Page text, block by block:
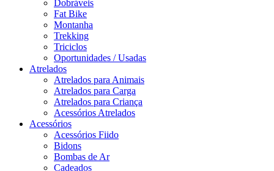
Dobráveis
Fat Bike
Montanha
Trekking
Triciclos
Oportunidades / Usadas
Atrelados
Atrelados para Animais
Atrelados para Carga
Atrelados para Criança
Acessórios Atrelados
Acessórios
Acessórios Fiido
Bidons
Bombas de Ar
Cadeados